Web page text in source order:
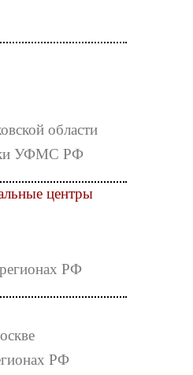
области
УФМС РФ
центры
РФ
РФ